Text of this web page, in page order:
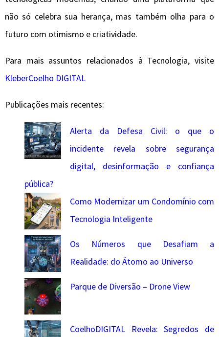
não só celebra sua herança, mas também olha para o
futuro com otimismo e criatividade.
Para mais assuntos relacionados à Tecnologia, visite
KleberCoelho DIGITAL
Publicações mais recentes:
Alerta da Defesa Civil: o que o
incidente revela sobre segurança
digital, desinformação e confiança
pública?
Como Modernizar um Condomínio com
Tecnologia Inteligente
Os Números que Desafiam a
Realidade: do Átomo ao Universo
Parque de Diversão – Drone View
CoelhoDIGITAL Revela: Segredos de